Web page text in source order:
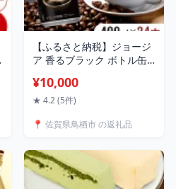
【ふるさと納税】ジョージ
ア 香るブラック ボトル缶
ーヒー ブラック コーヒー
珈琲 飲料
¥10,000
★ 4.2 (5件)
📍 佐賀県鳥栖市 の返礼品